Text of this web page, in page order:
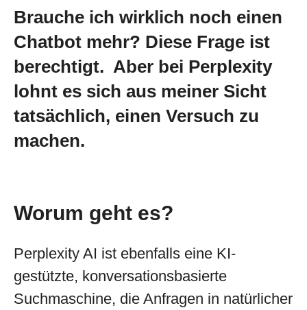
Brauche ich wirklich noch einen
Chatbot mehr? Diese Frage ist
berechtigt. Aber bei Perplexity
lohnt es sich aus meiner Sicht
tatsächlich, einen Versuch zu
machen.
Worum geht es?
Perplexity AI ist ebenfalls eine KI-
gestützte, konversationsbasierte
Suchmaschine, die Anfragen in natürlicher